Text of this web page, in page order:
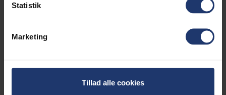
Statistik
Marketing
Tillad alle cookies